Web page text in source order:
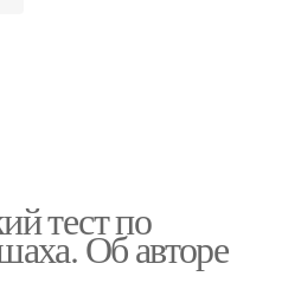
тест по
Об авторе